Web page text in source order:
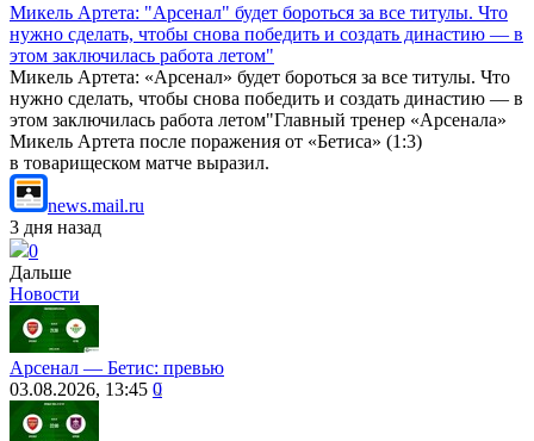
Микель Артета: "Арсенал" будет бороться за все титулы. Что
нужно сделать, чтобы снова победить и создать династию — в
этом заключилась работа летом"
Микель Артета: «Арсенал» будет бороться за все титулы. Что
нужно сделать, чтобы снова победить и создать династию — в
этом заключилась работа летом"Главный тренер «Арсенала»
Микель Артета после поражения от «Бетиса» (1:3)
в товарищеском матче выразил.
news.mail.ru
3 дня назад
0
Дальше
Новости
Арсенал ― Бетис: превью
03.08.2026, 13:45 0